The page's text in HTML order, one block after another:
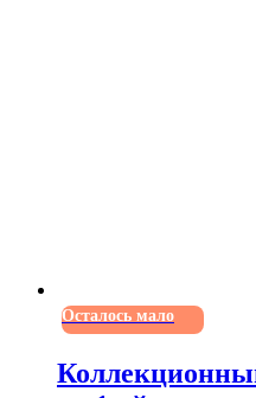
Осталось мало